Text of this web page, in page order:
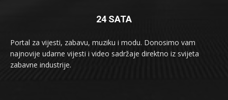
24 SATA
Portal za vijesti, zabavu, muziku i modu. Donosimo vam
najnovije udarne vijesti i video sadržaje direktno iz svijeta
zabavne industrije.